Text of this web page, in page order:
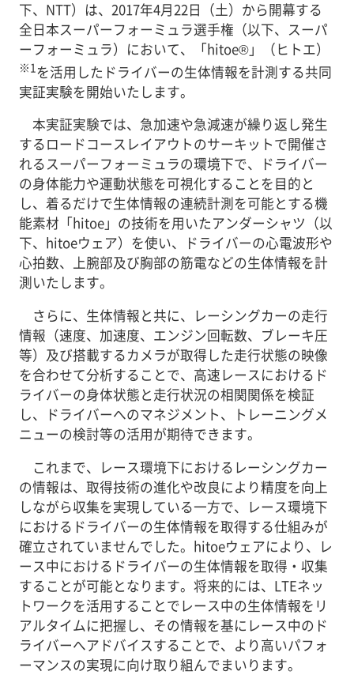
下、NTT）は、2017年4月22日（土）から開幕する
全日本スーパーフォーミュラ選手権（以下、スーパ
ーフォーミュラ）において、「hitoe®」（ヒトエ）
※1を活用したドライバーの生体情報を計測する共同
実証実験を開始いたします。
本実証実験では、急加速や急減速が繰り返し発生
するロードコースレイアウトのサーキットで開催さ
れるスーパーフォーミュラの環境下で、ドライバー
の身体能力や運動状態を可視化することを目的と
し、着るだけで生体情報の連続計測を可能とする機
能素材「hitoe」の技術を用いたアンダーシャツ（以
下、hitoeウェア）を使い、ドライバーの心電波形や
心拍数、上腕部及び胸部の筋電などの生体情報を計
測いたします。
さらに、生体情報と共に、レーシングカーの走行
情報（速度、加速度、エンジン回転数、ブレーキ圧
等）及び搭載するカメラが取得した走行状態の映像
を合わせて分析することで、高速レースにおけるド
ライバーの身体状態と走行状況の相関関係を検証
し、ドライバーへのマネジメント、トレーニングメ
ニューの検討等の活用が期待できます。
これまで、レース環境下におけるレーシングカー
の情報は、取得技術の進化や改良により精度を向上
しながら収集を実現している一方で、レース環境下
におけるドライバーの生体情報を取得する仕組みが
確立されていませんでした。hitoeウェアにより、レ
ース中におけるドライバーの生体情報を取得・収集
することが可能となります。将来的には、LTEネッ
トワークを活用することでレース中の生体情報をリ
アルタイムに把握し、その情報を基にレース中のド
ライバーへアドバイスすることで、より高いパフォ
ーマンスの実現に向け取り組んでまいります。